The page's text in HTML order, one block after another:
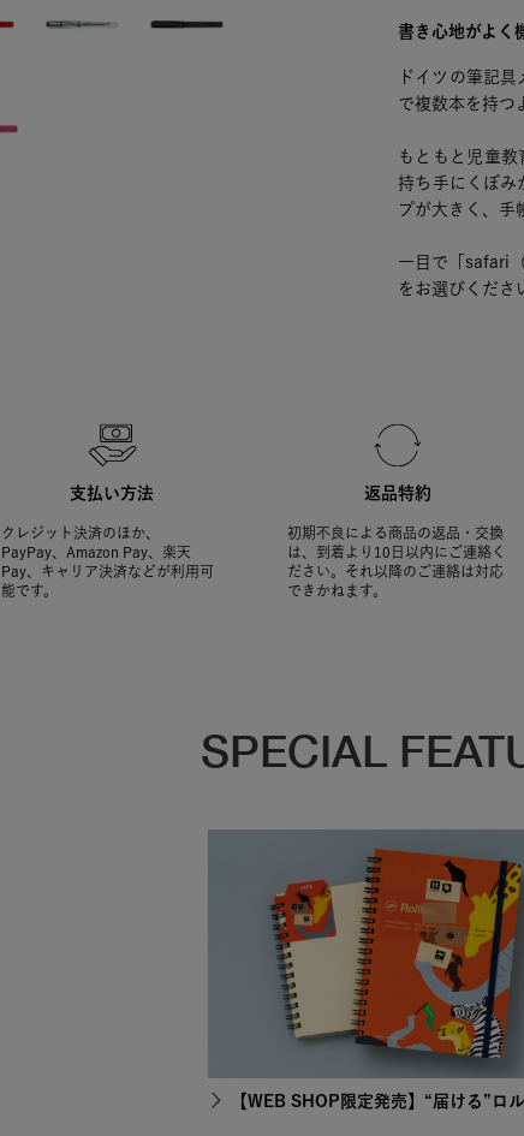
書き心地がよく
ドイツの筆記
で複数本を持つ
もともと児童教
持ち手にくぼみ
プが大きく、手
一目で「safari
をお選びくださ
支払い方法
クレジット決済のほか、
PayPay、Amazon Pay、楽天
Pay、キャリア決済などが利用可
能です。
返品特約
初期不良による商品の返品・交換
は、到着より10日以内にご連絡く
ださい。それ以降のご連絡は対応
できかねます。
SPECIAL
【WEB SHOP限定発売】“届ける”ロ